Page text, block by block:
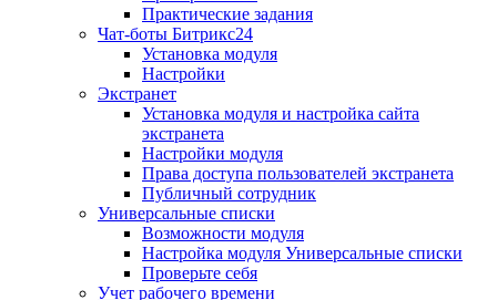
Практические задания
Чат-боты Битрикс24
Установка модуля
Настройки
Экстранет
Установка модуля и настройка сайта
экстранета
Настройки модуля
Права доступа пользователей экстранета
Публичный сотрудник
Универсальные списки
Возможности модуля
Настройка модуля Универсальные списки
Проверьте себя
Учет рабочего времени